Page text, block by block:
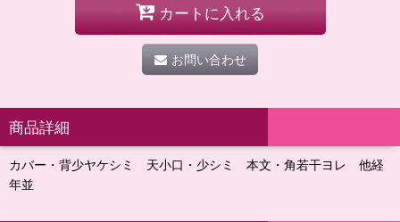
カートに入れる
お問い合わせ
商品詳細
カバー・背少ヤケシミ 天小口・少シミ 本文・角若干ヨレ 他経
年並